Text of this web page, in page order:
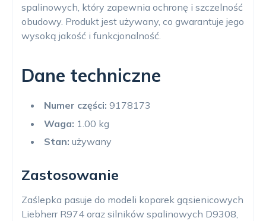
spalinowych, który zapewnia ochronę i szczelność
obudowy. Produkt jest używany, co gwarantuje jego
wysoką jakość i funkcjonalność.
Dane techniczne
Numer części: 9178173
Waga: 1.00 kg
Stan: używany
Zastosowanie
Zaślepka pasuje do modeli koparek gąsienicowych
Liebherr R974 oraz silników spalinowych D9308,